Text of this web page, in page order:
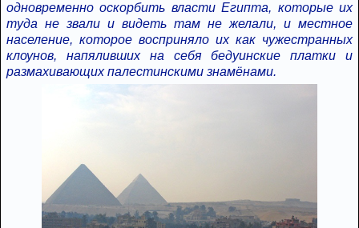
одновременно оскорбить власти Египта, которые их
туда не звали и видеть там не желали, и местное
население, которое восприняло их как чужестранных
клоунов, напяливших на себя бедуинские платки и
размахивающих палестинскими знамёнами.